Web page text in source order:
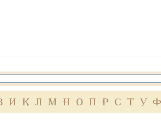
И К Л М Н О П Р С Т У Ф